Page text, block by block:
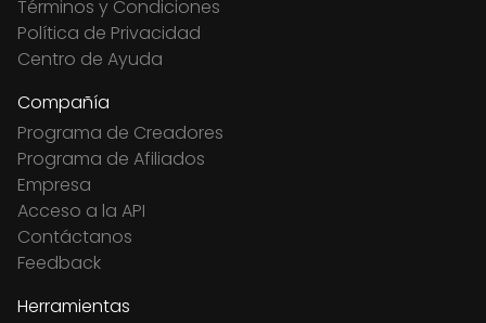
Términos y Condiciones
Política de Privacidad
Centro de Ayuda
Compañía
Programa de Creadores
Programa de Afiliados
Empresa
Acceso a la API
Contáctanos
Feedback
Herramientas